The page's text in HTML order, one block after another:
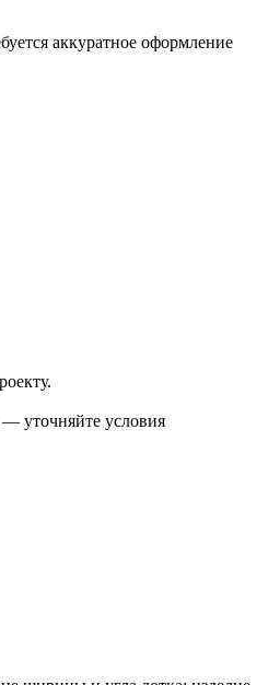
аккуратное оформление
уточняйте условия